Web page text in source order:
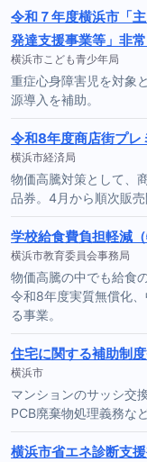
令和７年度横浜市「
発達支援事業等」非
横浜市こども青少年局
重症心身障害児を対象
源導入を補助。
令和8年度商店街プレ
横浜市経済局
物価高騰対策として、
品券。4月から順次販
学校給食費負担軽減（
横浜市教育委員会事務局
物価高騰の中でも給食
令和8年度実質無償化
る事業。
住宅に関する補助制
横浜市
マンションのサッシ交
PCB廃棄物処理義務な
横浜市省エネ診断支